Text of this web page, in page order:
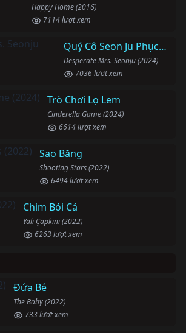
Happy Home (2016)
7114 lượt xem
Quý Cô Seon Ju Phục Thù
Desperate Mrs. Seonju (2024)
7036 lượt xem
Trò Chơi Lọ Lem
Cinderella Game (2024)
6614 lượt xem
Sao Băng
Shooting Stars (2022)
6494 lượt xem
Chim Bói Cá
Yali Çapkini (2022)
6263 lượt xem
Đứa Bé
The Baby (2022)
733 lượt xem